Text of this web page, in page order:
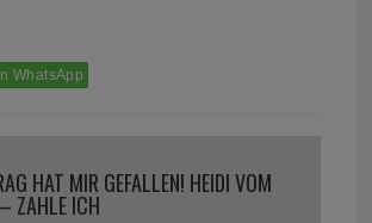
WhatsApp
HAT MIR GEFALLEN! HEIDI VOM
ZAHLE ICH